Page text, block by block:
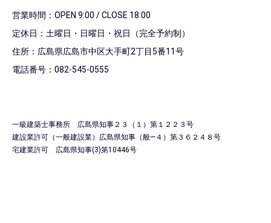
営業時間：OPEN 9:00 / CLOSE 18:00
定休日：土曜日・日曜日・祝日（完全予約制）
住所：広島県広島市中区大手町2丁目5番11号
電話番号：082-545-0555
一級建築士事務所 広島県知事２３（１）第１２２３号
建設業許可（一般建設業）広島県知事（般―４）第３６２４８号
宅建業許可 広島県知事(3)第10446号